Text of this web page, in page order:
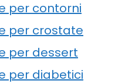
per contorni
per crostate
per dessert
per diabetici